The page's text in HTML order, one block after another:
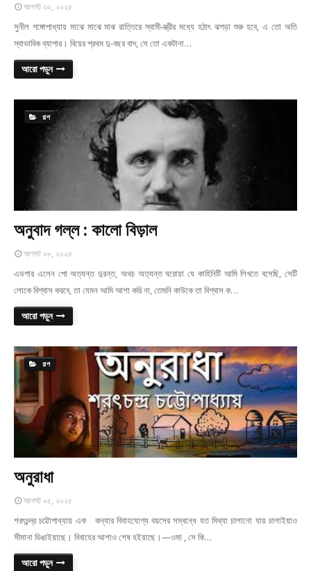
আগস্ট ৩০, ২০২৫
সুনীল গঙ্গোপাধ্যায় মাঝে মাঝে মাঝ রাত্তিরে স্বামী-স্ত্রীর মধ্যে হঠাৎ ঝগড়া শুরু হবে, এ তো অতি
স্বাভাবিক ব্যাপার। বিয়ের প্রথম দু-বছর বাদ, সে তো একটানা…
আরো পড়ুন
গল্প
অনুবাদ গল্ল : কালো বিড়াল
আগস্ট ০৮, ২০২৫
এডগার এলেন পো অত্যন্ত দুরন্ত, অথচ অত্যন্ত ঘরোয়া যে কাহিনিটি আমি লিখতে বসেছি, সেটি
লোকে বিশ্বাস করবে, তা যেমন আমি আশা করি না, তেমনি কাউকে তা বিশ্বাস ক…
আরো পড়ুন
গল্প
অনুরাধা
আগস্ট ০৫, ২০২৫
শরৎচন্দ্র চট্টোপাধ্যায় এক কন্যার বিবাহযোগ্য বয়সের সম্বন্ধে যত মিথ্যা চালানো যায় চালাইয়াও
সীমানা ডিঙাইয়াছে। বিবাহের আশাও শেষ হইয়াছে।—ওমা , সে কি…
আরো পড়ুন